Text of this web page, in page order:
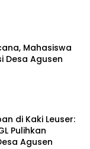
Mahasiswa
Desa Agusen
di Kaki Leuser:
Pulihkan
Agusen